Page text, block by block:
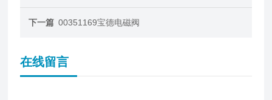
下一篇 00351169宝德电磁阀
在线留言